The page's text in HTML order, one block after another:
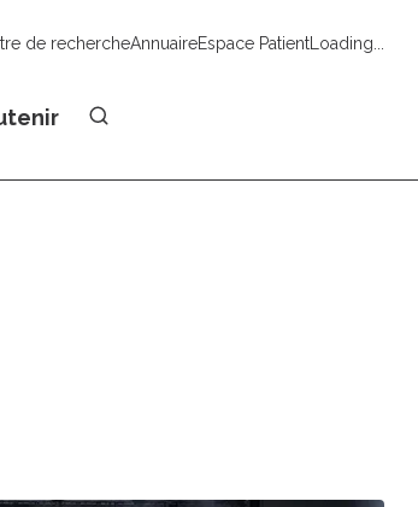
de rechercheAnnuaireEspace PatientLoading...